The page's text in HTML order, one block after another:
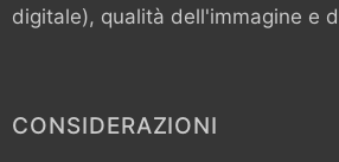
digitale), qualità dell'immagine e
CONSIDERAZIONI